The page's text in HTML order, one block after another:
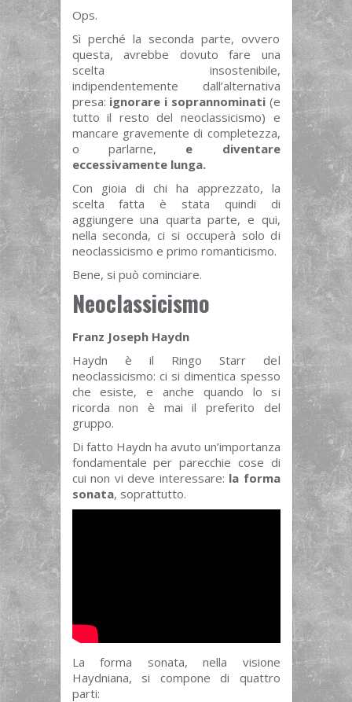
Ops.
Sì perché la seconda parte, ovvero
questa, avrebbe dovuto fare una
scelta insostenibile,
indipendentemente dall’alternativa
presa: ignorare i soprannominati(e
tutto il resto del neoclassicismo) e
mancare gravemente di completezza,
o parlarne, e diventare
eccessivamente lunga.
Con gioia di chi ha apprezzato, la
scelta fatta è stata quindi di
aggiungere una quarta parte, e qui,
nella seconda, ci si occuperà solo di
neoclassicismo e primo romanticismo.
Bene, si può cominciare.
Neoclassicismo
Franz Joseph Haydn
Haydn è il Ringo Starr del
neoclassicismo: ci si dimentica spesso
che esiste, e anche quando lo si
ricorda non è mai il preferito del
gruppo.
Di fatto Haydn ha avuto un’importanza
fondamentale per parecchie cose di
cui non vi deve interessare: la forma
sonata, soprattutto.
La forma sonata, nella visione
Haydniana, si compone di quattro
parti: